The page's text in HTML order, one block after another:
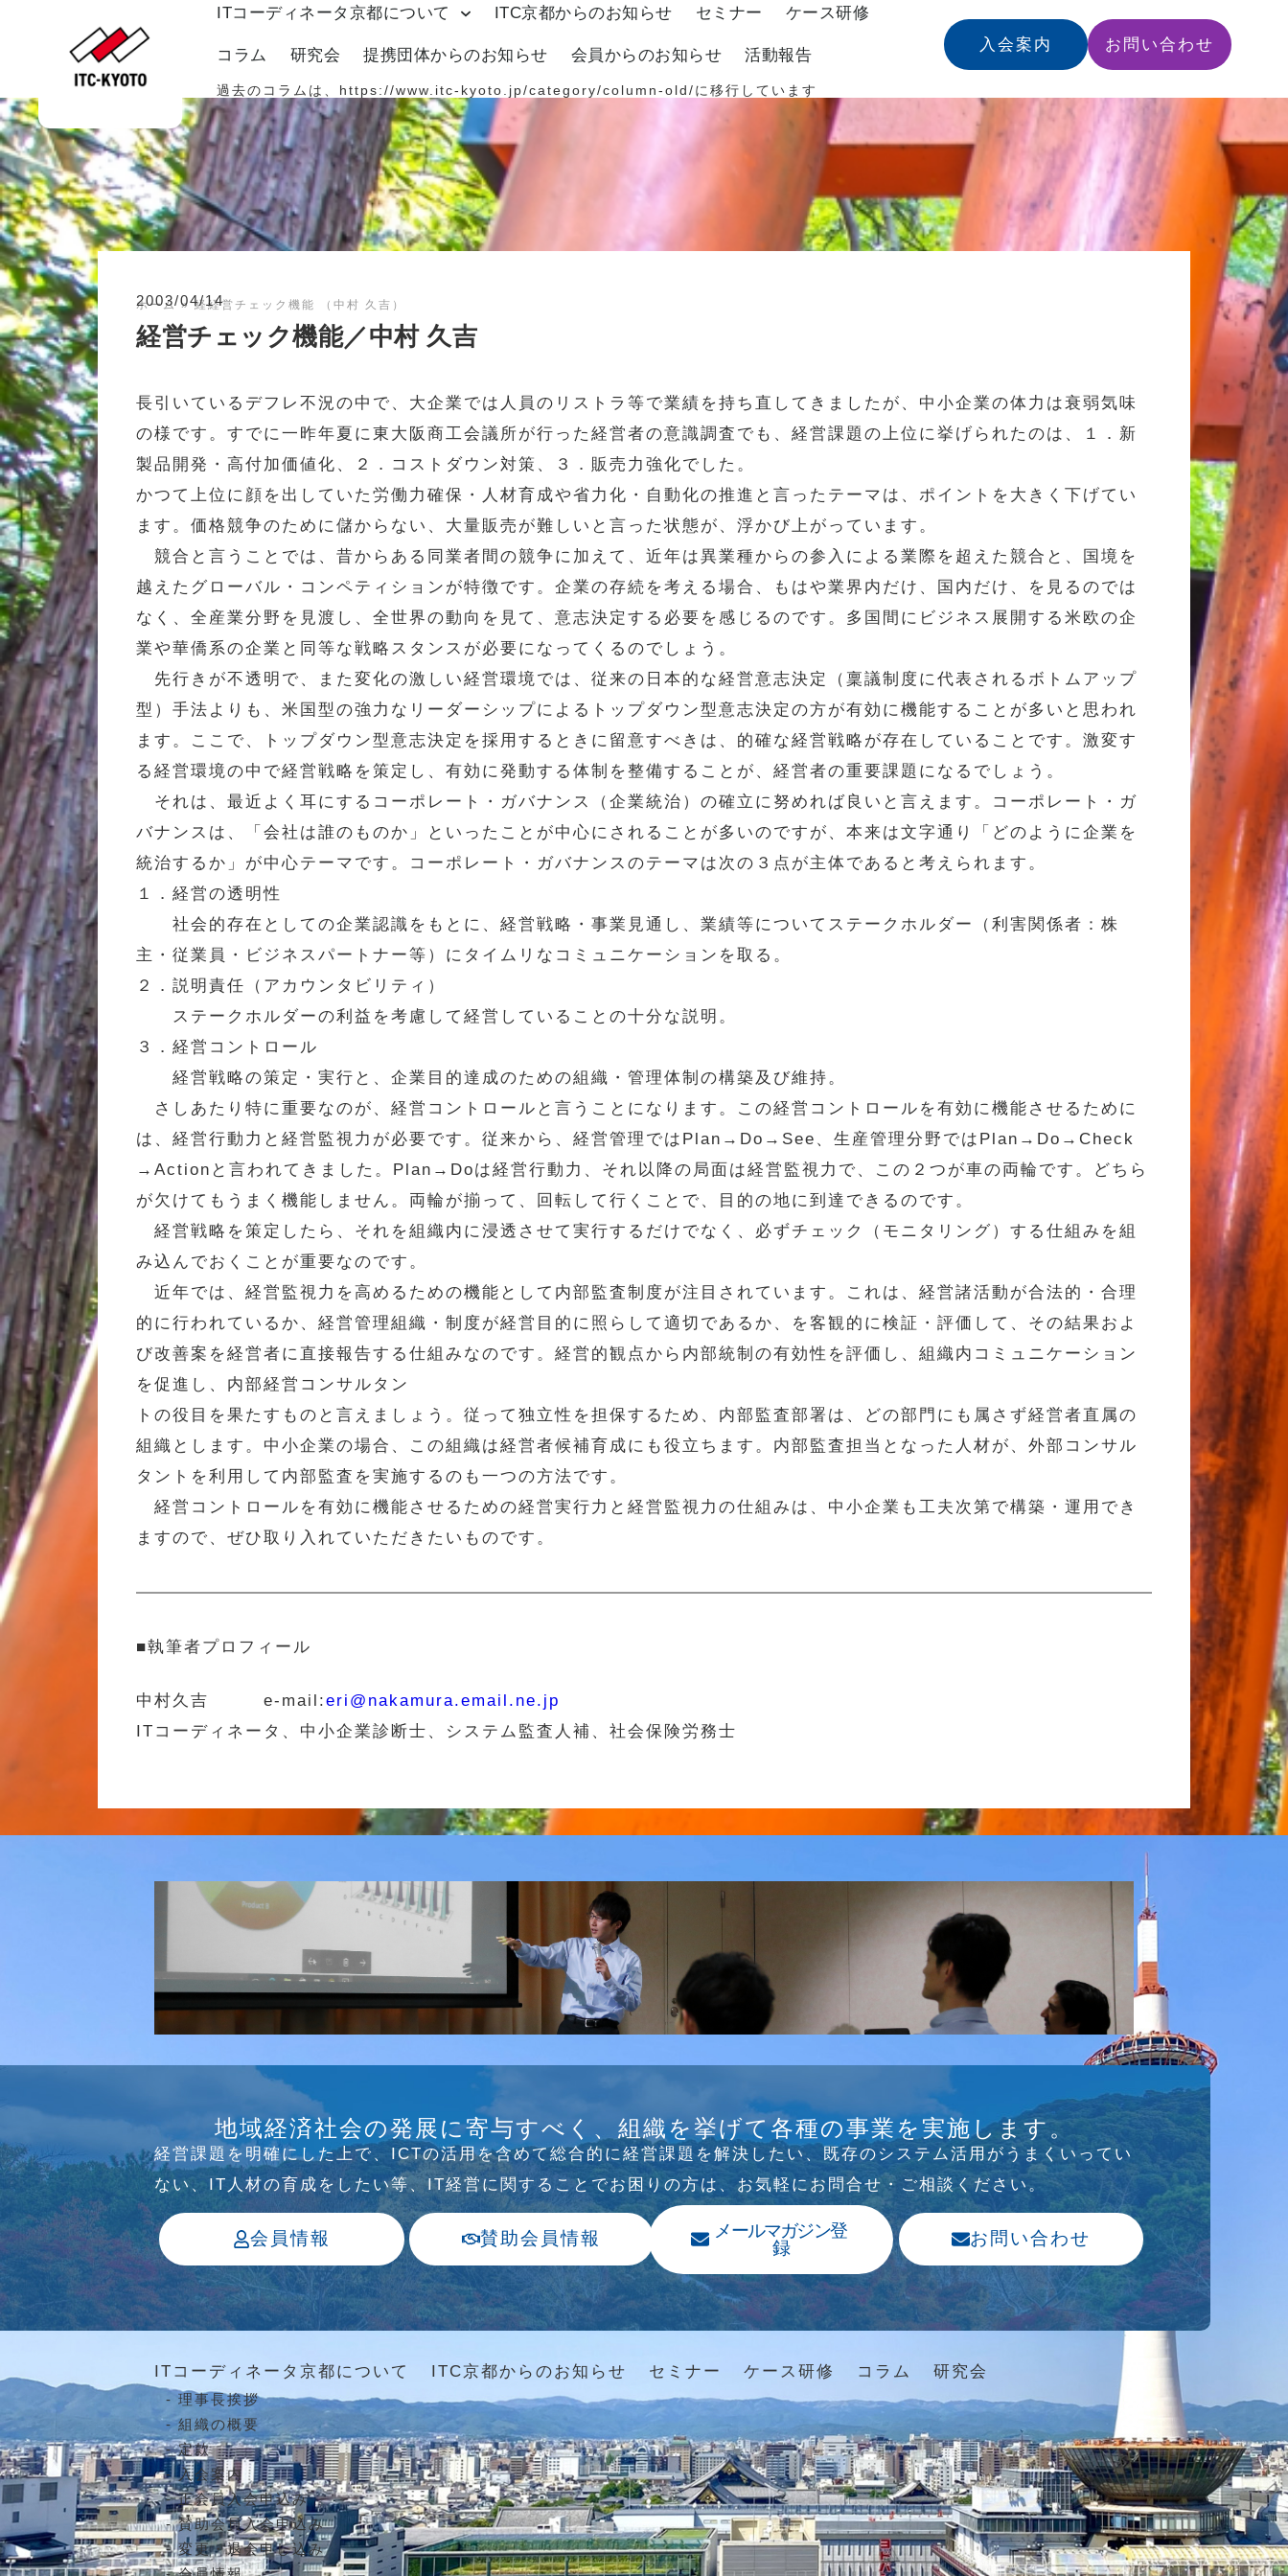
ITコーディネータ京都について ITC京都からのお知らせ セミナー ケース研修
コラム 研究会 提携団体からのお知らせ 会員からのお知らせ 活動報告
過去のコラムは、 https://www.itc-kyoto.jp/category/column-old/ に移行しています
入会案内 お問い合わせ
ホーム»経経営チェック機能 （中村 久吉）
2003/04/14
経営チェック機能／中村 久吉
長引いているデフレ不況の中で、大企業では人員のリストラ等で業績を持ち直してきましたが、中小企業の体力は衰弱気味
の様です。すでに一昨年夏に東大阪商工会議所が行った経営者の意識調査でも、経営課題の上位に挙げられたのは、１．新
製品開発・高付加価値化、２．コストダウン対策、３．販売力強化でした。
かつて上位に顔を出していた労働力確保・人材育成や省力化・自動化の推進と言ったテーマは、ポイントを大きく下げてい
ます。価格競争のために儲からない、大量販売が難しいと言った状態が、浮かび上がっています。
競合と言うことでは、昔からある同業者間の競争に加えて、近年は異業種からの参入による業際を超えた競合と、国境を
越えたグローバル・コンペティションが特徴です。企業の存続を考える場合、もはや業界内だけ、国内だけ、を見るのでは
なく、全産業分野を見渡し、全世界の動向を見て、意志決定する必要を感じるのです。多国間にビジネス展開する米欧の企
業や華僑系の企業と同等な戦略スタンスが必要になってくるのでしょう。
先行きが不透明で、また変化の激しい経営環境では、従来の日本的な経営意志決定（稟議制度に代表されるボトムアップ
型）手法よりも、米国型の強力なリーダーシップによるトップダウン型意志決定の方が有効に機能することが多いと思われ
ます。ここで、トップダウン型意志決定を採用するときに留意すべきは、的確な経営戦略が存在していることです。激変す
る経営環境の中で経営戦略を策定し、有効に発動する体制を整備することが、経営者の重要課題になるでしょう。
それは、最近よく耳にするコーポレート・ガバナンス（企業統治）の確立に努めれば良いと言えます。コーポレート・ガ
バナンスは、「会社は誰のものか」といったことが中心にされることが多いのですが、本来は文字通り「どのように企業を
統治するか」が中心テーマです。コーポレート・ガバナンスのテーマは次の３点が主体であると考えられます。
１．経営の透明性
社会的存在としての企業認識をもとに、経営戦略・事業見通し、業績等についてステークホルダー（利害関係者：株
主・従業員・ビジネスパートナー等）にタイムリなコミュニケーションを取る。
２．説明責任（アカウンタビリティ）
ステークホルダーの利益を考慮して経営していることの十分な説明。
３．経営コントロール
経営戦略の策定・実行と、企業目的達成のための組織・管理体制の構築及び維持。
さしあたり特に重要なのが、経営コントロールと言うことになります。この経営コントロールを有効に機能させるために
は、経営行動力と経営監視力が必要です。従来から、経営管理ではPlan→Do→See、生産管理分野ではPlan→Do→Check
→Actionと言われてきました。Plan→Doは経営行動力、それ以降の局面は経営監視力で、この２つが車の両輪です。どちら
が欠けてもうまく機能しません。両輪が揃って、回転して行くことで、目的の地に到達できるのです。
経営戦略を策定したら、それを組織内に浸透させて実行するだけでなく、必ずチェック（モニタリング）する仕組みを組
み込んでおくことが重要なのです。
近年では、経営監視力を高めるための機能として内部監査制度が注目されています。これは、経営諸活動が合法的・合理
的に行われているか、経営管理組織・制度が経営目的に照らして適切であるか、を客観的に検証・評価して、その結果およ
び改善案を経営者に直接報告する仕組みなのです。経営的観点から内部統制の有効性を評価し、組織内コミュニケーション
を促進し、内部経営コンサルタン
トの役目を果たすものと言えましょう。従って独立性を担保するため、内部監査部署は、どの部門にも属さず経営者直属の
組織とします。中小企業の場合、この組織は経営者候補育成にも役立ちます。内部監査担当となった人材が、外部コンサル
タントを利用して内部監査を実施するのも一つの方法です。
経営コントロールを有効に機能させるための経営実行力と経営監視力の仕組みは、中小企業も工夫次第で構築・運用でき
ますので、ぜひ取り入れていただきたいものです。
■執筆者プロフィール
中村久吉 e-mail:eri@nakamura.email.ne.jp
ITコーディネータ、中小企業診断士、システム監査人補、社会保険労務士
介護ソリューション研究会、WEB/SNS研究会を行
っています
地域経済社会の発展に寄与すべく、組織を挙げて各種の事業を実施します。
経営課題を明確にした上で、ICTの活⽤を含めて総合的に経営課題を解決したい、既存のシステム活⽤がうまくいってい
ない、IT⼈材の育成をしたい等、IT経営に関することでお困りの⽅は、お気軽にお問合せ・ご相談ください。
会員情報 賛助会員情報
メールマガジン登
録
お問い合わせ
ITコーディネータ京都について
理事長挨拶
組織の概要
定款
入会案内
正会員入会申込み
賛助会員入会申込み
変更・退会申し込み
ITC京都からのお知らせ セミナー ケース研修 コラム 研究会